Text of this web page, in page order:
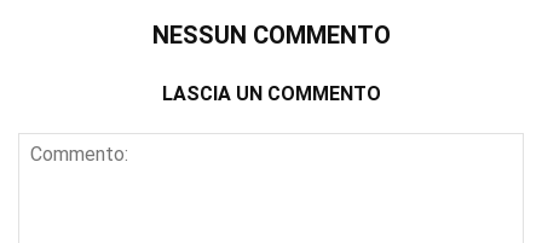
NESSUN COMMENTO
LASCIA UN COMMENTO